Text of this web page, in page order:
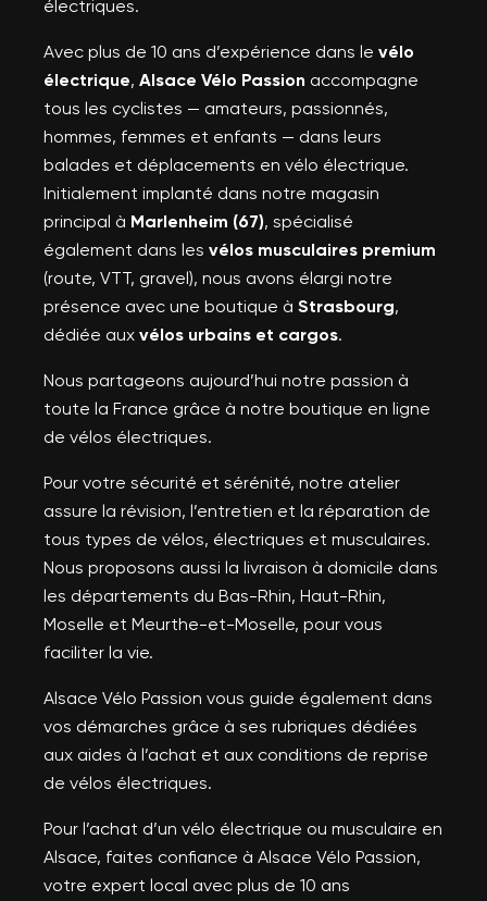
électriques.
Avec plus de 10 ans d’expérience dans le vélo
électrique, Alsace Vélo Passion accompagne
tous les cyclistes — amateurs, passionnés,
hommes, femmes et enfants — dans leurs
balades et déplacements en vélo électrique.
Initialement implanté dans notre magasin
principal à Marlenheim (67), spécialisé
également dans les vélos musculaires premium
(route, VTT, gravel), nous avons élargi notre
présence avec une boutique à Strasbourg,
dédiée aux vélos urbains et cargos.
Nous partageons aujourd’hui notre passion à
toute la France grâce à notre boutique en ligne
de vélos électriques.
Pour votre sécurité et sérénité, notre atelier
assure la révision, l’entretien et la réparation de
tous types de vélos, électriques et musculaires.
Nous proposons aussi la livraison à domicile dans
les départements du Bas-Rhin, Haut-Rhin,
Moselle et Meurthe-et-Moselle, pour vous
faciliter la vie.
Alsace Vélo Passion vous guide également dans
vos démarches grâce à ses rubriques dédiées
aux aides à l’achat et aux conditions de reprise
de vélos électriques.
Pour l’achat d’un vélo électrique ou musculaire en
Alsace, faites confiance à Alsace Vélo Passion,
votre expert local avec plus de 10 ans